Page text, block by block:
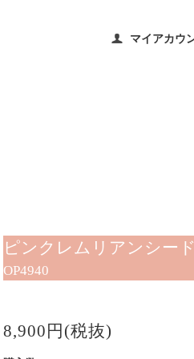
マイアカウ
ピンクレムリアンシード
OP4940
8,900円(税抜)